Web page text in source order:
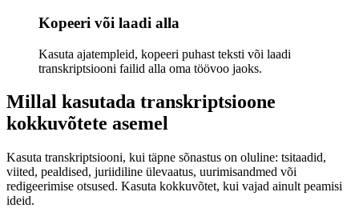
Kopeeri või laadi alla
Kasuta ajatempleid, kopeeri puhast teksti või laadi
transkriptsiooni failid alla oma töövoo jaoks.
Millal kasutada transkriptsioone
kokkuvõtete asemel
Kasuta transkriptsiooni, kui täpne sõnastus on oluline: tsitaadid,
viited, pealdised, juriidiline ülevaatus, uurimisandmed või
redigeerimise otsused. Kasuta kokkuvõtet, kui vajad ainult peamisi
ideid.